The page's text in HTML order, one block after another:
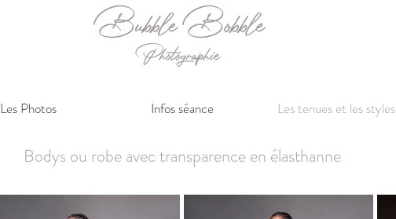
Les Photos Infos séance Les tenues et les styles
Bodys ou robe avec transparence en élasthanne